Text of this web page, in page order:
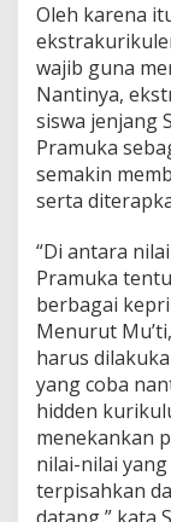
Oleh karena
wajib guna
Nantinya,
siswa jenjang
Pramuka
semakin
serta
“Di antara
Pramuka
berbagai
Menurut
harus
yang coba
hidden
menekankan
nilai-nilai
terpisahkan